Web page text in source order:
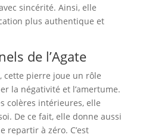
sincérité. Ainsi, elle
plus authentique et
de l’Agate
cette pierre joue un rôle
la négativité et l’amertume.
colères intérieures, elle
De ce fait, elle donne aussi
repartir à zéro. C’est